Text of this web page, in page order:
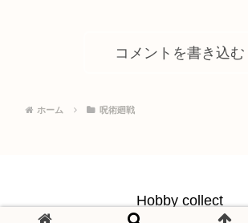
コメントを書き込む
ホーム 呪術廻戦
Hobby collect